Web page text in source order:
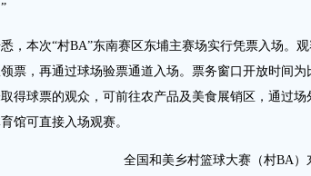
本次“村BA”东南赛区东埔主赛场实行凭票入场。观
领票，再通过球场验票通道入场。票务窗口开放时间
得球票的观众，可前往农产品及美食展销区，通过
馆可直接入场观赛。
全国和美乡村篮球大赛（村BA）